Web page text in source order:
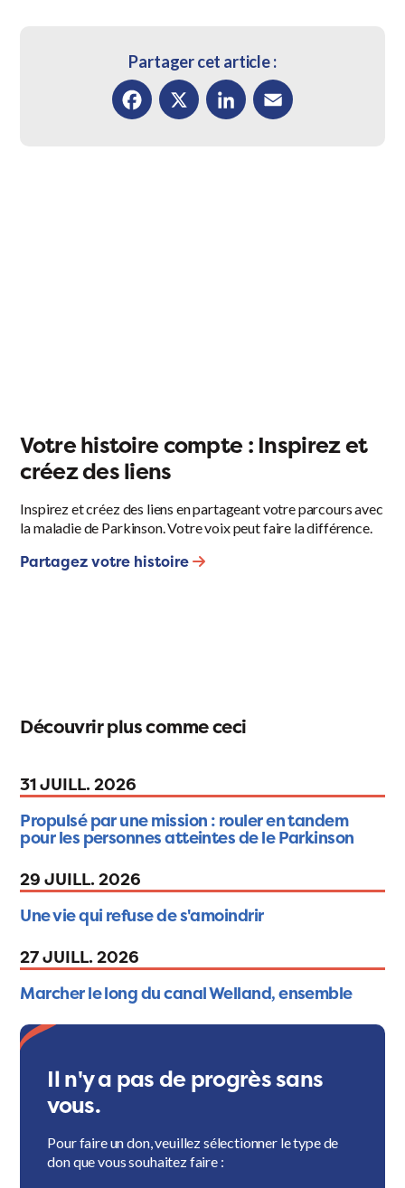
Partager cet article :
Votre histoire compte : Inspirez et
créez des liens
Inspirez et créez des liens en partageant votre parcours avec
la maladie de Parkinson. Votre voix peut faire la différence.
Partagez votre histoire
Découvrir plus comme ceci
31 JUILL. 2026
Propulsé par une mission : rouler en tandem
pour les personnes atteintes de le Parkinson
29 JUILL. 2026
Une vie qui refuse de s'amoindrir
27 JUILL. 2026
Marcher le long du canal Welland, ensemble
Il n'y a pas de progrès sans
vous.
Pour faire un don, veuillez sélectionner le type de
don que vous souhaitez faire :